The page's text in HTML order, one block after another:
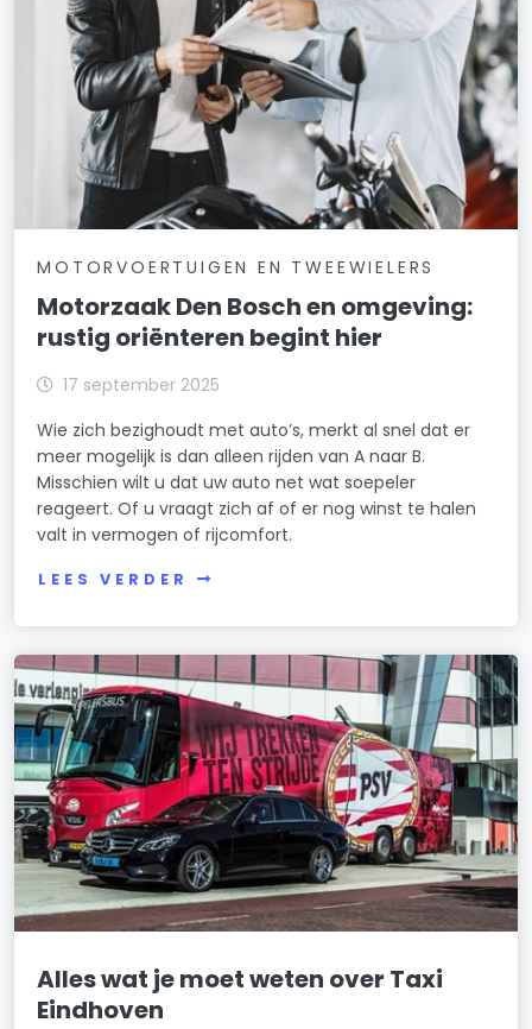
MOTORVOERTUIGEN EN TWEEWIELERS
Motorzaak Den Bosch en omgeving:
rustig oriënteren begint hier
17 september 2025
Wie zich bezighoudt met auto’s, merkt al snel dat er
meer mogelijk is dan alleen rijden van A naar B.
Misschien wilt u dat uw auto net wat soepeler
reageert. Of u vraagt zich af of er nog winst te halen
valt in vermogen of rijcomfort.
LEES VERDER
Alles wat je moet weten over Taxi
Eindhoven